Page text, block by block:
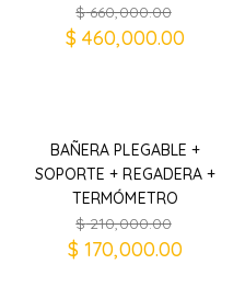
$660,000.00
$ 460,000.00
BAÑERA PLEGABLE +
SOPORTE + REGADERA +
TERMÓMETRO
$210,000.00
$ 170,000.00